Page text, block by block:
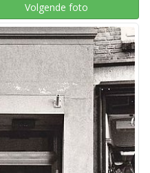
Volgende foto